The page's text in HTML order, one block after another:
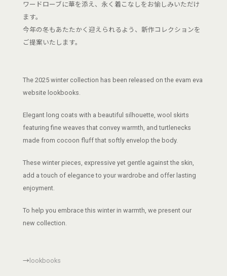
ワードローブに華を添え、永く着こなしをお愉しみいただけ
ます。
今年の冬もあたたかく迎えられるよう、新作コレクションを
ご提案いたします。
The 2025 winter collection has been released on the evam eva
website lookbooks.
Elegant long coats with a beautiful silhouette, wool skirts
featuring fine weaves that convey warmth, and turtlenecks
made from cocoon fluff that softly envelop the body.
These winter pieces, expressive yet gentle against the skin,
add a touch of elegance to your wardrobe and offer lasting
enjoyment.
To help you embrace this winter in warmth, we present our
new collection.
→ lookbooks